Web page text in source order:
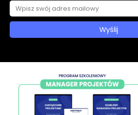
E
-
m
i
Wyślij